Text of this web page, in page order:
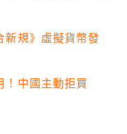
新規》虛擬貨幣發
！中國主動拒買